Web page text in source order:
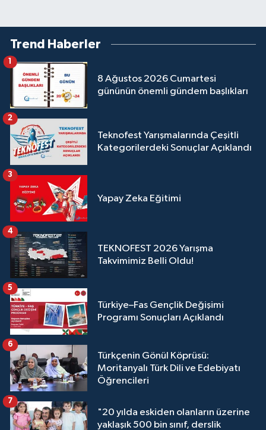
Trend Haberler
8 Ağustos 2026 Cumartesi
gününün önemli gündem başlıkları
Teknofest Yarışmalarında Çeşitli
Kategorilerdeki Sonuçlar Açıklandı
2
Yapay Zeka Eğitimi
3
TEKNOFEST 2026 Yarışma
Takvimimiz Belli Oldu!
4
Türkiye–Fas Gençlik Değişimi
Programı Sonuçları Açıklandı
5
Türkçenin Gönül Köprüsü:
Moritanyalı Türk Dili ve Edebiyatı
Öğrencileri
6
"20 yılda eskiden olanların üzerine
yaklaşık 500 bin sınıf, derslik
7